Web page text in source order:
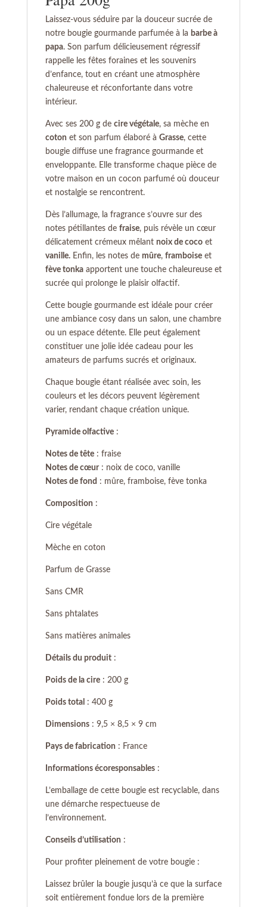
Laissez-vous séduire par la douceur sucrée de
notre bougie gourmande parfumée à la barbe à
papa. Son parfum délicieusement régressif
rappelle les fêtes foraines et les souvenirs
d’enfance, tout en créant une atmosphère
chaleureuse et réconfortante dans votre
intérieur.
Avec ses 200 g de cire végétale, sa mèche en
coton et son parfum élaboré à Grasse, cette
bougie diffuse une fragrance gourmande et
enveloppante. Elle transforme chaque pièce de
votre maison en un cocon parfumé où douceur
et nostalgie se rencontrent.
Dès l’allumage, la fragrance s’ouvre sur des
notes pétillantes de fraise, puis révèle un cœur
délicatement crémeux mêlant noix de cocoet
vanille.Enfin, les notes de mûre, framboiseet
fève tonkaapportent une touche chaleureuse et
sucrée qui prolonge le plaisir olfactif.
Cette bougie gourmande est idéale pour créer
une ambiance cosy dans un salon, une chambre
ou un espace détente. Elle peut également
constituer une jolie idée cadeau pour les
amateurs de parfums sucrés et originaux.
Chaque bougie étant réalisée avec soin, les
couleurs et les décors peuvent légèrement
varier, rendant chaque création unique.
Pyramide olfactive:
Notes de tête: fraise
Notes de cœur: noix de coco, vanille
Notes de fond : mûre, framboise, fève tonka
Composition :
Cire végétale
Mèche en coton
Parfum de Grasse
Sans CMR
Sans phtalates
Sans matières animales
Détails du produit:
Poids de la cire: 200 g
Poids total : 400 g
Dimensions: 9,5 × 8,5 × 9 cm
Pays de fabrication : France
Informations écoresponsables:
L’emballage de cette bougie est recyclable, dans
une démarche respectueuse de
l’environnement.
Conseils d’utilisation :
Pour profiter pleinement de votre bougie :
Laissez brûler la bougie jusqu’à ce que la surface
soit entièrement fondue lors de la première